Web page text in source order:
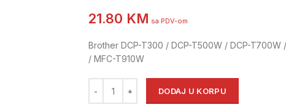
21.80 KM sa PDV-om
Brother DCP-T300 / DCP-T500W / DCP-T700W
/ MFC-T910W
DODAJ U KORPU